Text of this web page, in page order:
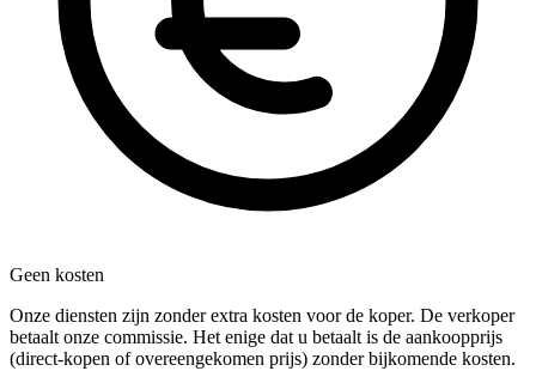
Geen kosten
Onze diensten zijn zonder extra kosten voor de koper. De verkoper
betaalt onze commissie. Het enige dat u betaalt is de aankoopprijs
(direct-kopen of overeengekomen prijs) zonder bijkomende kosten.